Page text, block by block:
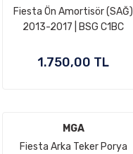
Fiesta Ön Amortisör (SAĞ)
2013-2017 | BSG C1BC
1.750,00 TL
MGA
Fiesta Arka Teker Porya